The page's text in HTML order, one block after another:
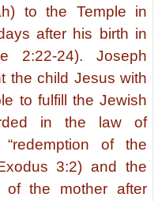
to the Temple in
after his birth in
2:22-24). Joseph
the child Jesus with
to fulfill the Jewish
in the law of
of the
3:2) and the
of the mother after